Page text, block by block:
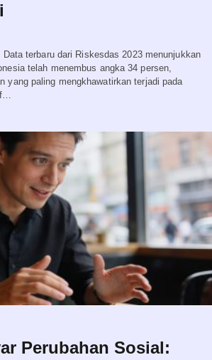
terbaru dari Riskesdas 2023 menunjukkan
telah menembus angka 34 persen,
yang paling mengkhawatirkan terjadi pada
Perubahan Sosial: